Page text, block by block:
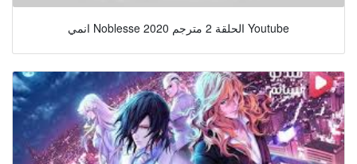
انمي Noblesse الحلقة 2 مترجم 2020 Youtube